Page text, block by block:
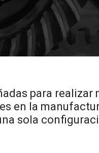
para
en la
sola